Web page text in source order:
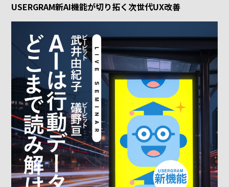
USERGRAM新AI機能が切り拓く次世代UX改善